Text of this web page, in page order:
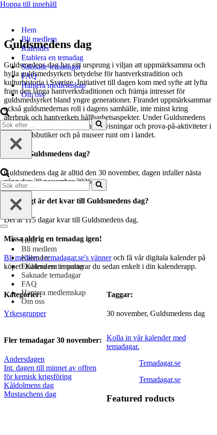
Hoppa till innehåll
Hem
Bli medlem
Kalender
Etablera en temadag
Saknade temadagar
FAQ
Hantera medlemskap
Om oss
Sök
efter
Sök
efter
Navigeringsmeny
Hem
Bli medlem
Kalender
Etablera en temadag
Saknade temadagar
FAQ
Hantera medlemskap
Om oss
Guldsmedens dag
Guldsmedens dag har sitt ursprung i viljan att uppmärksamma och
hylla guldsmedsyrkets betydelse för hantverkstradition och
kulturhistoria i Sverige. Initiativet till dagen kom med syfte att lyfta
fram den långa hantverkstraditionen och främja intresset för
guldsmedsyrket bland yngre generationer. Firandet uppmärksammar
också guldsmedernas roll i dagens samhälle, inte minst kring
återbruk och hantverkets hållbarhetsaspekter. Under Guldsmedens
dag arrangeras ofta utställningar, visningar och prova-på-aktiviteter i
guldsmedsbutiker och på museer runt om i landet.
När är Guldsmedens dag?
Guldsmedens dag är alltid den 30 november, dagen infaller nästa
gång den 30 november 2026.
Hur långt är det kvar till Guldsmedens dag?
Det är 115 dagar kvar till Guldsmedens dag.
Missa aldrig en temadag igen!
Bli medlem i temadagar.se's vänneroch få vår digitala kalender på
köpet! Kalendern importerar du sedan enkelt i din kalenderapp.
Kategorier:
Yrkesgrupper
Taggar:
30 november, Guldsmedens dag
Fler temadagar 30 november:
Andersdagen
Int. dagen till minnet av offren
för kemisk krigsföring
Kåldolmens dag
Mustaschens dag
Kolla in vår kalender med
temadagar.
Temadagar.se
Temadagar.se
Featured roducts